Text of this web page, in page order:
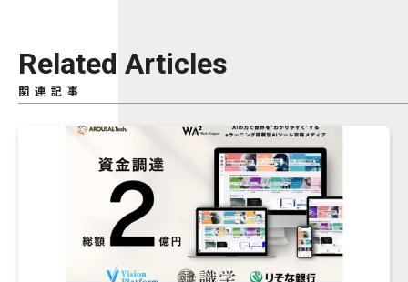
Related Articles
関連記事